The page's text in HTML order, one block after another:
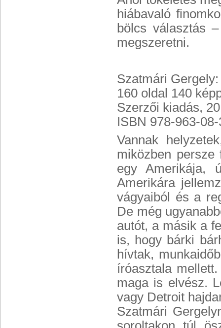
hiábavaló
bölcs választás
megszeretni.
Szatmári
160 oldal 140
Szerzői kiadás,
ISBN 978-963-
Vannak
miközben persze
egy Amerikája,
Amerikára
vágyaiból és a
De még
autót, a másik a
is, hogy bárki
hívtak,
íróasztala
maga is elvész.
vagy Detroit
Szatmári